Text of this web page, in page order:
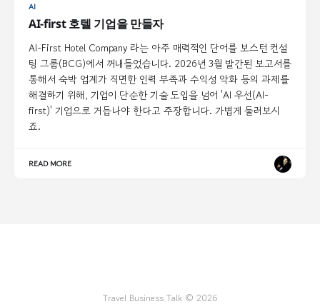
AI
AI-first 호텔 기업을 만들자
AI-First Hotel Company 라는 아주 매력적인 단어를 보스턴 컨설
팅 그룹(BCG)에서 꺼내들었습니다. 2026년 3월 발간된 보고서를
통해서 숙박 업계가 직면한 인력 부족과 수익성 악화 등의 과제를
해결하기 위해, 기업이 단순한 기술 도입을 넘어 'AI 우선(AI-
first)' 기업으로 거듭나야 한다고 주장합니다. 가볍게 둘러보시
죠.
READ MORE
Travel Business Talk © 2026